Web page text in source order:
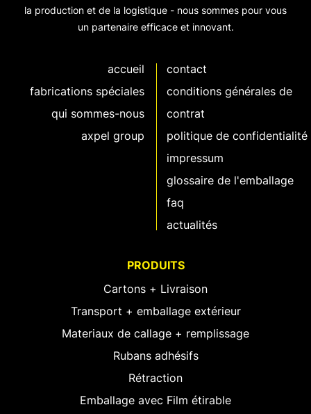
la production et de la logistique - nous sommes pour vous
un partenaire efficace et innovant.
accueil
fabrications spéciales
qui sommes-nous
axpel group
contact
conditions générales de
contrat
politique de confidentialité
impressum
glossaire de l'emballage
faq
actualités
PRODUITS
Cartons + Livraison
Transport + emballage extérieur
Materiaux de callage + remplissage
Rubans adhésifs
Rétraction
Emballage avec Film étirable